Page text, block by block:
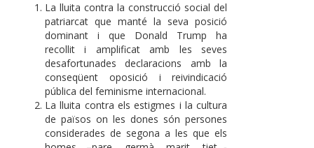
La lluita contra la construcció social del
patriarcat que manté la seva posició
dominant i que Donald Trump ha
recollit i amplificat amb les seves
desafortunades declaracions amb la
conseqüent oposició i reivindicació
pública del feminisme internacional.
La lluita contra els estigmes i la cultura
de països on les dones són persones
considerades de segona a les que els